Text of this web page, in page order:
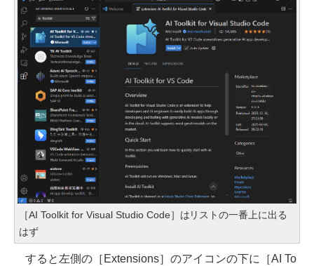
［AI Toolkit for Visual Studio Code］はリストの一番上に出る
はず
すると左側の［Extensions］のアイコンの下に［AI To